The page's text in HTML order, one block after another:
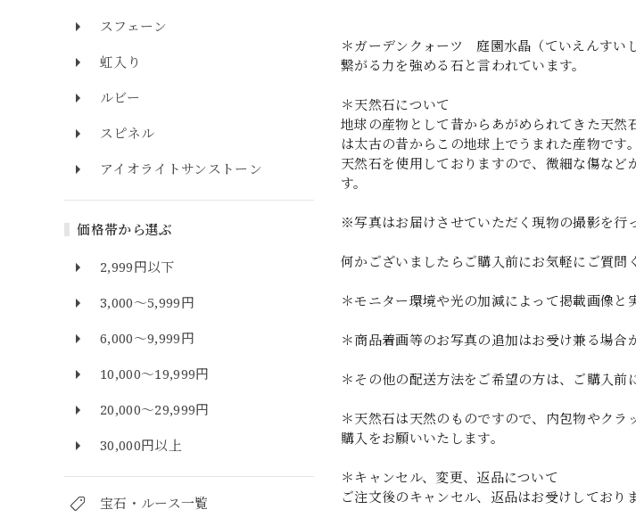
スフェーン
虹入り
ルビー
スピネル
アイオライトサンストーン
価格帯から選ぶ
2,999円以下
3,000～5,999円
6,000～9,999円
10,000～19,999円
20,000～29,999円
30,000円以上
宝石・ルース一覧
＊ガーデンクォーツ 庭園水晶（ていえんすいし
繋がる力を強める石と言われています。
＊天然石について
地球の産物として昔からあがめられてきた天
は太古の昔からこの地球上でうまれた産物です
天然石を使用しておりますので、微細な傷な
す。
※写真はお届けさせていただく現物の撮影を行
何かございましたらご購入前にお気軽にご質問
＊モニター環境や光の加減によって掲載画像と
＊商品着画等のお写真の追加はお受け兼る場合
＊その他の配送方法をご希望の方は、ご購入前
＊天然石は天然のものですので、内包物やク
購入をお願いいたします。
＊キャンセル、変更、返品について
ご注文後のキャンセル、返品はお受けしており